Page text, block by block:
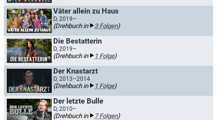
Väter allein zu Haus
D, 2019–
(Drehbuch in 3 Folgen)
Die Bestatterin
D, 2019–
(Drehbuch in 1 Folge)
Der Knastarzt
D, 2013–2014
(Drehbuch in 1 Folge)
Der letzte Bulle
D, 2010–
(Drehbuch in 7 Folgen)